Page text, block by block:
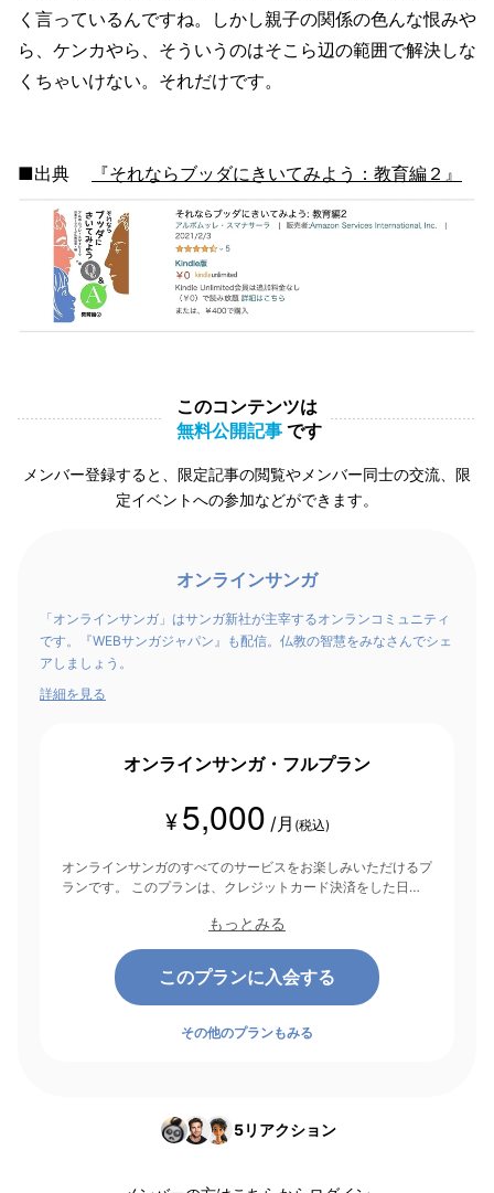
く言っているんですね。しかし親子の関係の色んな恨みや
ら、ケンカやら、そういうのはそこら辺の範囲で解決しな
くちゃいけない。それだけです。
■出典 『それならブッダにきいてみよう：教育編２』
このコンテンツは
無料公開記事 です
メンバー登録すると、限定記事の閲覧やメンバー同士の交流、限
定イベントへの参加などができます。
オンラインサンガ
「オンラインサンガ」はサンガ新社が主宰するオンランコミュニティ
です。『WEBサンガジャパン』も配信。仏教の智慧をみなさんでシェ
アしましょう。
詳細を見る
オンラインサンガ・フルプラン
¥ 5,000 /月 (税込)
オンラインサンガのすべてのサービスをお楽しみいただけるプ
ランです。 このプランは、クレジットカード決済をした日を
もっとみる
このプランに入会する
その他のプランもみる
5リアクション